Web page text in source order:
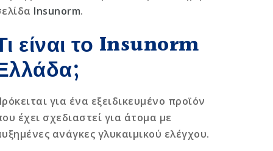
Insunorm.
είναι το Insunorm
για ένα εξειδικευμένο προϊόν
έχει σχεδιαστεί για άτομα με
ανάγκες γλυκαιμικού ελέγχου.